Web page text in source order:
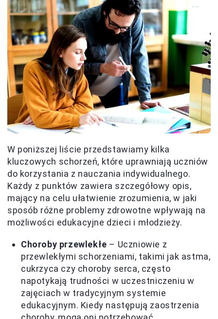
W poniższej liście przedstawiamy kilka
kluczowych schorzeń, które uprawniają uczniów
do korzystania z nauczania indywidualnego.
Każdy z punktów zawiera szczegółowy opis,
mający na celu ułatwienie zrozumienia, w jaki
sposób różne problemy zdrowotne wpływają na
możliwości edukacyjne dzieci i młodzieży.
Choroby przewlekłe – Uczniowie z
przewlekłymi schorzeniami, takimi jak astma,
cukrzyca czy choroby serca, często
napotykają trudności w uczestniczeniu w
zajęciach w tradycyjnym systemie
edukacyjnym. Kiedy następują zaostrzenia